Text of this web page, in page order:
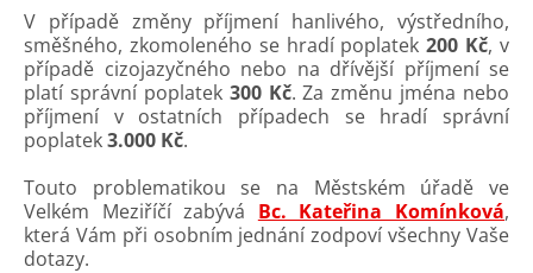
V případě změny příjmení hanlivého, výstředního,
směšného, zkomoleného se hradí poplatek200 Kč, v
případě cizojazyčného nebo na dřívější příjmení se
platí správní poplatek 300 Kč. Za změnu jména nebo
příjmení v ostatních případech se hradí správní
poplatek3.000 Kč.
Touto problematikou se na Městském úřadě ve
Velkém Meziříčí zabývá Bc. Kateřina Komínková,
která Vám při osobním jednání zodpoví všechny Vaše
dotazy.